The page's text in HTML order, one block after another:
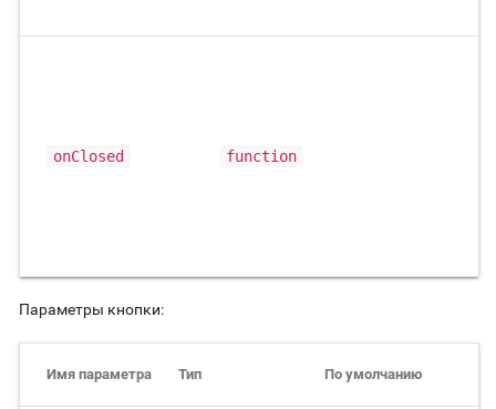
onClosed function
Параметры кнопки:
Имя параметра Тип По умолчанию